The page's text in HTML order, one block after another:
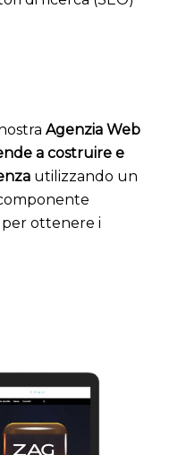
Agenzia Web
a costruire e
utilizzando un
per ottenere i